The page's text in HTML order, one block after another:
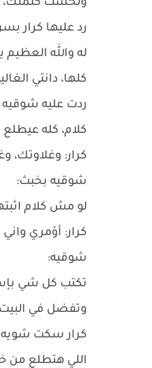
ولحست كلمتك،
رد عليها كرار
له والله
كلها، دانتي
ردت عليه
كلام، كله عيطلع
كرار: وغلاوتك،
شوقيه بخبث:
لو مش كلام
كرار: أؤمري
شوقيه:
تكتب كل شي
وتفضل في البيت
كرار سكت شويه
اللي هتطلع من